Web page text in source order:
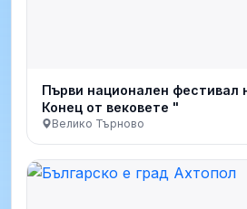
Първи национален фестивал
Конец от вековете "
Велико Търново